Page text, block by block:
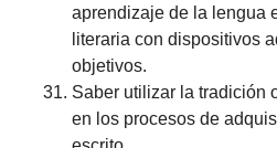
aprendizaje de la lengua
literaria con dispositivos
objetivos.
Saber utilizar la tradición
en los procesos de